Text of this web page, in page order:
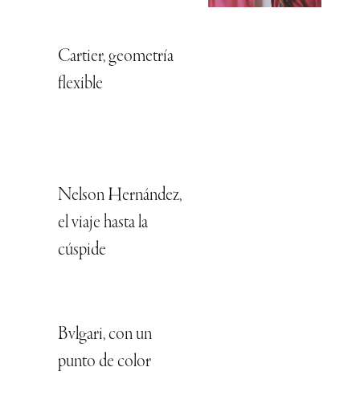
Cartier, geometría
flexible
Nelson Hernández,
el viaje hasta la
cúspide
Bvlgari, con un
punto de color